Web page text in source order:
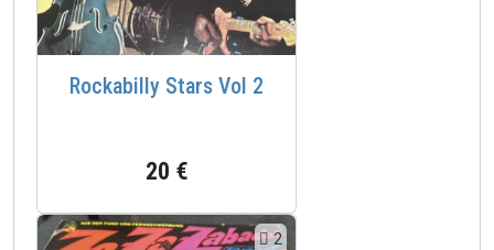
Rockabilly Stars Vol 2
20 €
2